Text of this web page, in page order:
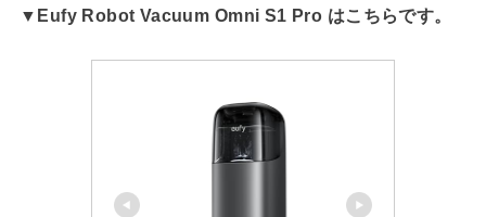
▼Eufy Robot Vacuum Omni S1 Pro はこちらです。